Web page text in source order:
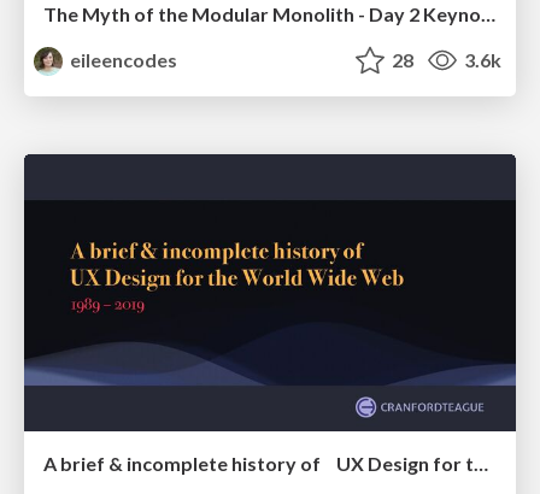
The Myth of the Modular Monolith - Day 2 Keynote - Rails World 2024
eileencodes
28 3.6k
A brief & incomplete history of UX Design for the World Wide Web: 1989–2019